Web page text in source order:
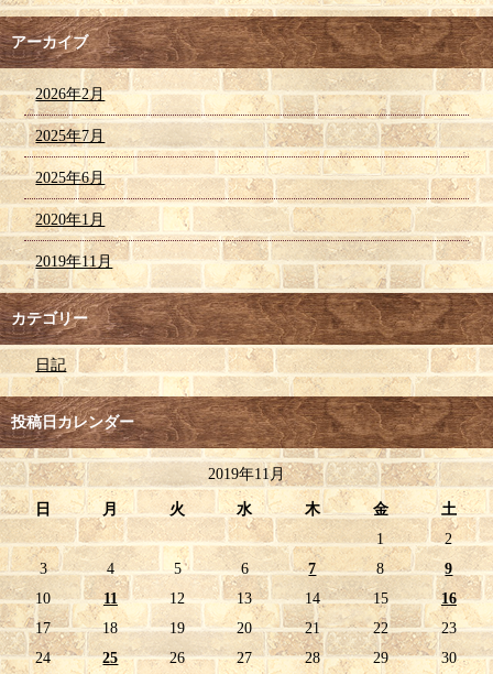
アーカイブ
2026年2月
2025年7月
2025年6月
2020年1月
2019年11月
カテゴリー
日記
投稿日カレンダー
2019年11月
日 月 火 水 木 金
土
1
2
3
4 5 6 7 8
9
10
11 12 13 14 15
16
17
18 19 20 21 22
23
24
25 26 27 28 29 30